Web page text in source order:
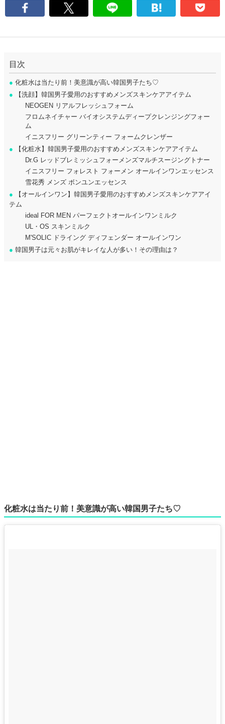
目次
● 化粧水は当たり前！美意識が高い韓国男子たち♡
● 【洗顔】韓国男子愛用のおすすめメンズスキンケアアイテム
NEOGEN リアルフレッシュフォーム
フロムネイチャー バイオシステムディープクレンジングフォー
ム
イニスフリー グリーンティー フォームクレンザー
● 【化粧水】韓国男子愛用のおすすめメンズスキンケアアイテム
Dr.G レッドブレミッシュフォーメンズマルチスージングトナー
イニスフリー フォレスト フォーメン オールインワンエッセンス
雪花秀 メンズ ボンユンエッセンス
● 【オールインワン】韓国男子愛用のおすすめメンズスキンケアアイ
テム
ideal FOR MEN パーフェクトオールインワンミルク
UL・OS スキンミルク
M'SOLIC ドライング ディフェンダー オールインワン
● 韓国男子は元々お肌がキレイな人が多い！その理由は？
化粧水は当たり前！美意識が高い韓国男子たち♡